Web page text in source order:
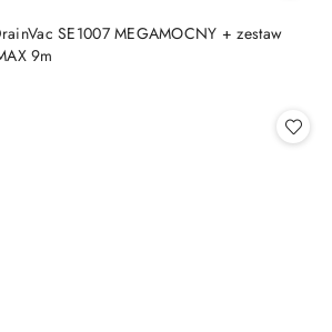
SE1007 MEGAMOCNY + zestaw
9m